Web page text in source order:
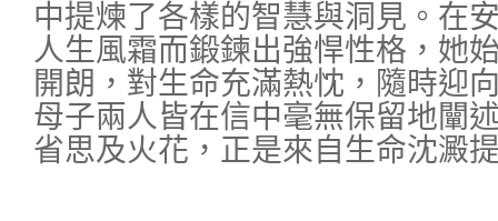
中提煉了各樣的智慧與洞見。在
人生風霜而鍛鍊出強悍性格，她
開朗，對生命充滿熱忱，隨時迎
母子兩人皆在信中毫無保留地闡
省思及火花，正是來自生命沈澱